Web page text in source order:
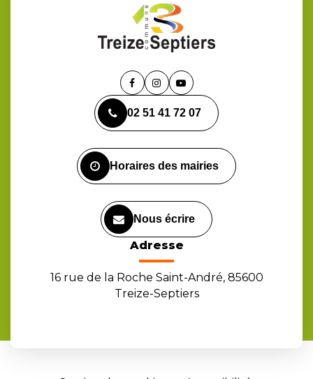
Lien
le
compte
Lien
le
compte
Lien
la
chaîne
02 51 41 72 07
Horaires des mairies
Nous écrire
Adresse
16 rue de la Roche Saint-André, 85600
Treize-Septiers